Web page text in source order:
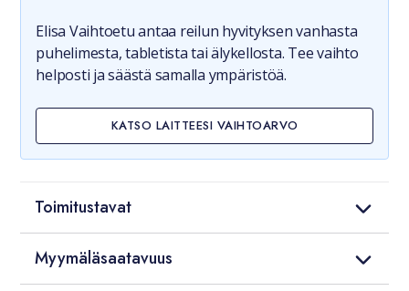
Elisa Vaihtoetu antaa reilun hyvityksen vanhasta
puhelimesta, tabletista tai älykellosta. Tee vaihto
helposti ja säästä samalla ympäristöä.
KATSO LAITTEESI VAIHTOARVO
Toimitustavat
Myymäläsaatavuus